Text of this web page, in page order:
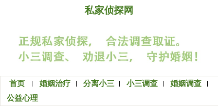
私家侦探网
首页 婚姻治疗 分离小三 小三调查
婚姻调查
公益心理